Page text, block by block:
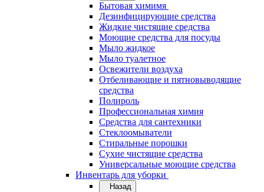
Бытовая химимя
Дезинфицирующие средства
Жидкие чистящие средства
Моющие средства для посуды
Мыло жидкое
Мыло туалетное
Освежители воздуха
Отбеливающие и пятновыводящие
средства
Полироль
Профессиональная химия
Средства для сантехники
Стеклоомыватели
Стиральные порошки
Сухие чистящие средства
Универсальные моющие средства
Инвентарь для уборки
Назад